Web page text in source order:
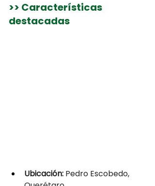
>> Características
destacadas
Ubicación: Pedro Escobedo,